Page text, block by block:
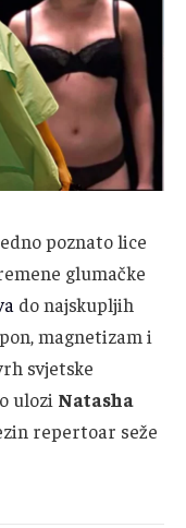
poznato lice
glumačke
do najskupljih
magnetizam i
svjetske
ulozi Natasha
repertoar seže